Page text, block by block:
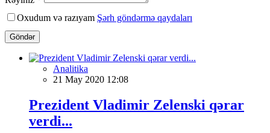
Oxudum və razıyam Şərh göndərmə qaydaları
Göndər
Analitika
21 May 2020 12:08
Prezident Vladimir Zelenski qərar
verdi...